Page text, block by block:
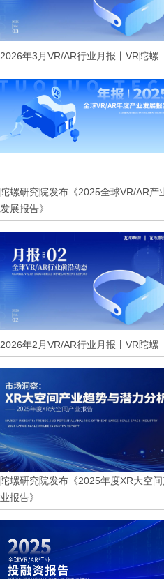
2026年3月VR/AR行业月报丨VR陀螺
陀螺研究院发布《2025全球VR/AR产
发展报告》
2026年2月VR/AR行业月报丨VR陀螺
陀螺研究院发布《2025年度XR大空
业报告》